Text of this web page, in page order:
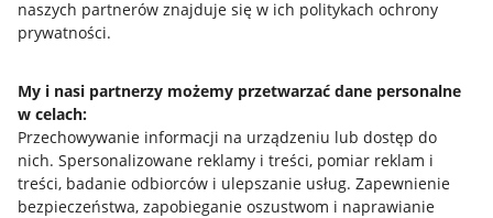
naszych partnerów znajduje się w ich politykach ochrony
prywatności.
My i nasi partnerzy możemy przetwarzać dane personalne
w celach:
Przechowywanie informacji na urządzeniu lub dostęp do
nich. Spersonalizowane reklamy i treści, pomiar reklam i
treści, badanie odbiorców i ulepszanie usług. Zapewnienie
bezpieczeństwa, zapobieganie oszustwom i naprawianie
Jak to działa
Allegro Gadane dla sprzedających
Allegro Gadane dla kupujących
Mapa miejscowości